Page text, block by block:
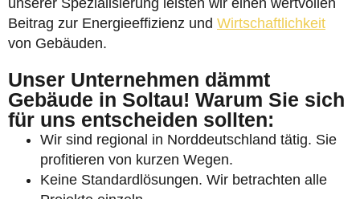
unserer Spezialisierung leisten wir einen wertvollen
Beitrag zur Energieeffizienz und Wirtschaftlichkeit
von Gebäuden.
Unser Unternehmen dämmt
Gebäude in Soltau! Warum Sie sich
für uns entscheiden sollten:
Wir sind regional in Norddeutschland tätig. Sie
profitieren von kurzen Wegen.
Keine Standardlösungen. Wir betrachten alle